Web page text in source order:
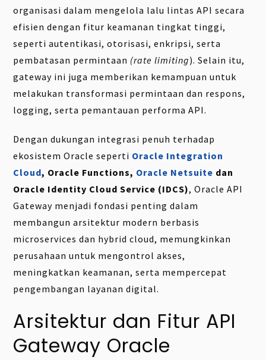
organisasi dalam mengelola lalu lintas API secara
efisien dengan fitur keamanan tingkat tinggi,
seperti autentikasi, otorisasi, enkripsi, serta
pembatasan permintaan (rate limiting). Selain itu,
gateway ini juga memberikan kemampuan untuk
melakukan transformasi permintaan dan respons,
logging, serta pemantauan performa API.
Dengan dukungan integrasi penuh terhadap
ekosistem Oracle seperti Oracle Integration
Cloud, Oracle Functions, Oracle Netsuite dan
Oracle Identity Cloud Service (IDCS), Oracle API
Gateway menjadi fondasi penting dalam
membangun arsitektur modern berbasis
microservices dan hybrid cloud, memungkinkan
perusahaan untuk mengontrol akses,
meningkatkan keamanan, serta mempercepat
pengembangan layanan digital.
Arsitektur dan Fitur API
Gateway Oracle